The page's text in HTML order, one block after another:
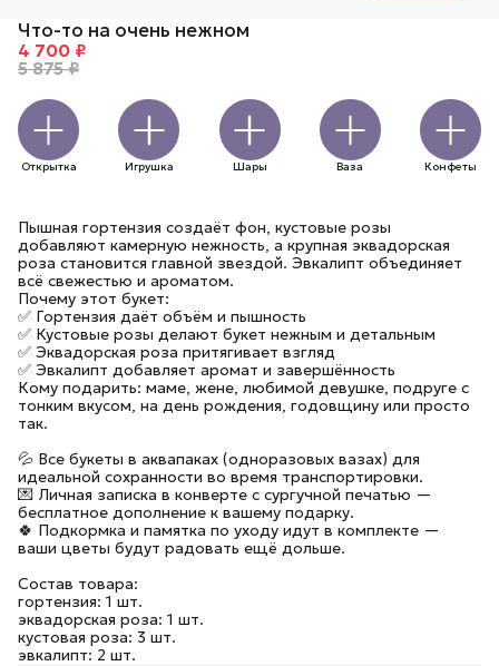
Что-то на очень нежном
4 700 ₽
5 875 ₽
Открытка Игрушка Шары Ваза Конфеты
Пышная гортензия создаёт фон, кустовые розы
добавляют камерную нежность, а крупная эквадорская
роза становится главной звездой. Эвкалипт объединяет
всё свежестью и ароматом.
Почему этот букет:
✅ Гортензия даёт объём и пышность
✅ Кустовые розы делают букет нежным и детальным
✅ Эквадорская роза притягивает взгляд
✅ Эвкалипт добавляет аромат и завершённость
Кому подарить: маме, жене, любимой девушке, подруге с
тонким вкусом, на день рождения, годовщину или просто
так.
💦 Все букеты в аквапаках (одноразовых вазах) для
идеальной сохранности во время транспортировки.
💌 Личная записка в конверте с сургучной печатью —
бесплатное дополнение к вашему подарку.
🍀 Подкормка и памятка по уходу идут в комплекте —
ваши цветы будут радовать ещё дольше.
Состав товара:
гортензия: 1 шт.
эквадорская роза: 1 шт.
кустовая роза: 3 шт.
эвкалипт: 2 шт.